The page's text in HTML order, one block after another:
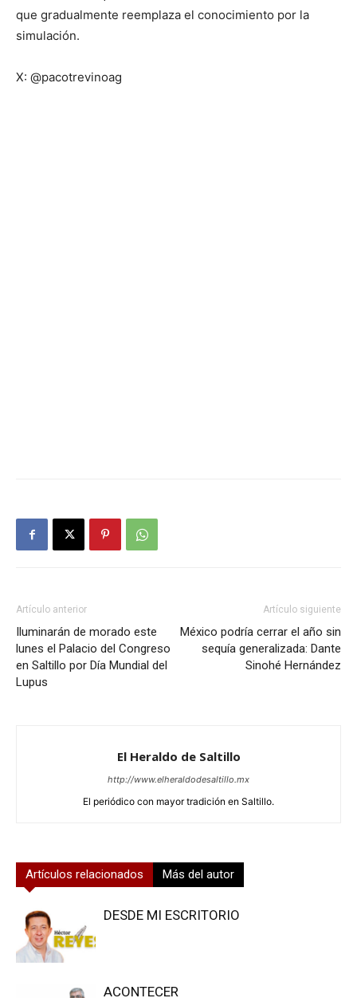
que gradualmente reemplaza el conocimiento por la
simulación.
X: @pacotrevinoag
Artículo anterior
Iluminarán de morado este
lunes el Palacio del Congreso
en Saltillo por Día Mundial del
Lupus
Artículo siguiente
México podría cerrar el año sin
sequía generalizada: Dante
Sinohé Hernández
El Heraldo de Saltillo
http://www.elheraldodesaltillo.mx
El periódico con mayor tradición en Saltillo.
Artículos relacionados Más del autor
DESDE MI ESCRITORIO
ACONTECER